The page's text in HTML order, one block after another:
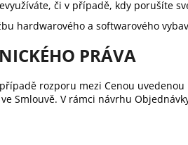
či v případě, kdy porušíte
hardwarového a softwarového
PRÁVA
rozporu mezi Cenou
Smlouvě. V rámci návrhu